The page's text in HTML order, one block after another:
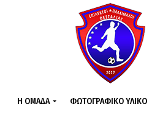
Η ΟΜΆΔΑ ΦΩΤΟΓΡΑΦΙΚΌ ΥΛΙΚΌ